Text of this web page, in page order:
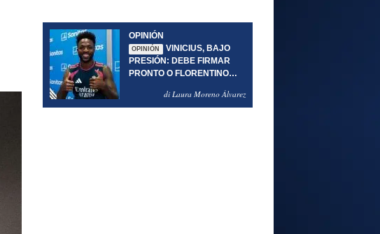
OPINIÓN
OPINIÓN
VINICIUS, BAJO
PRESIÓN: DEBE FIRMAR
PRONTO O FLORENTINO
di Laura Moreno Álvarez